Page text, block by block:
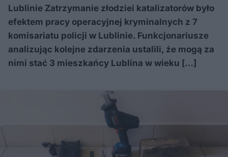
Lublinie Zatrzymanie złodziei katalizatorów było
efektem pracy operacyjnej kryminalnych z 7
komisariatu policji w Lublinie. Funkcjonariusze
analizując kolejne zdarzenia ustalili, że mogą za
nimi stać 3 mieszkańcy Lublina w wieku […]